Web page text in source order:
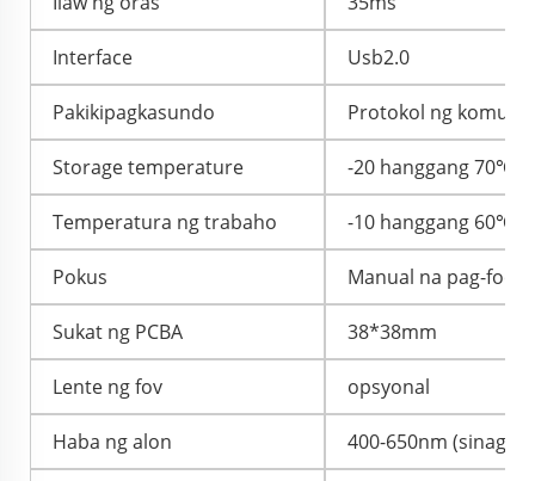
Interface Usb2.0
Pakikipagkasundo Protokol ng
Storage temperature -20 hanggang 70℃
Temperatura ng trabaho -10 hanggang 60℃
Pokus Manual na pag-focus
Sukat ng PCBA 38*38mm
Lente ng fov opsyonal
Haba ng alon 400-650nm (sinag